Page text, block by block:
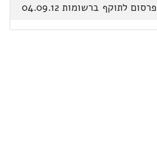
פרסום לתוקף ברשומות 04.09.12